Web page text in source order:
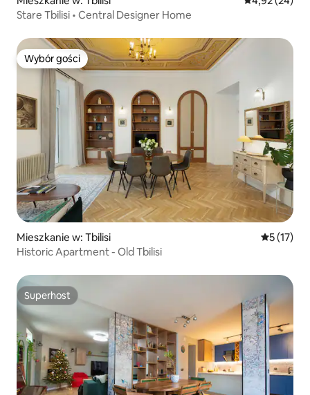
Stare Tbilisi • Central Designer Home
Wybór gości
Wybór gości
Mieszkanie w: Tbilisi Średnia
5 (17)
Historic Apartment - Old Tbilisi
Superhost
Superhost